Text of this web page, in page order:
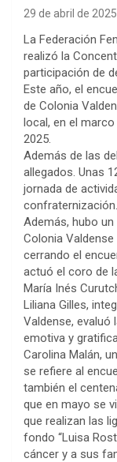
29 de abril de 2025
La Federación
realizó la
participación de
Este año, el
de Colonia
local, en el
2025.
Además de las
allegados. Unas
jornada de
confraternización.
Además, hubo
Colonia
cerrando el
actuó el coro de
María Inés
Liliana Gilles,
Valdense, evaluó
emotiva y
Carolina Malán,
se refiere al
también el
que en mayo se
que realizan las
fondo “Luisa
cáncer y a sus